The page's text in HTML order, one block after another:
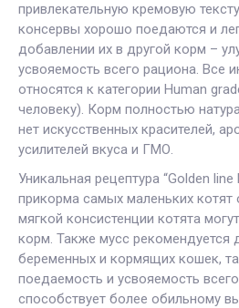
привлекательную кремовую
консервы хорошо поедаются и
добавлении их в другой корм –
усвояемость всего рациона. Все
относятся к категории Human
человеку). Корм полностью
нет искусственных красителей,
усилителей вкуса и ГМО.
Уникальная рецептура “Golden
прикорма самых маленьких котят
мягкой консистенции котята
корм. Также мусс рекомендуется
беременных и кормящих кошек,
поедаемость и усвояемость
способствует более обильному